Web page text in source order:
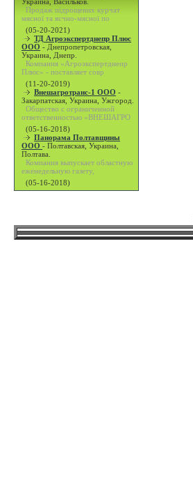
Продаж підрощених курчат
мясної та яєчно-мясної по
(05-20-2021)
ТД Агроэкспертднепр Плюс
ООО - Днепропетровская,
Украина, Днепр.
Компания «Агроэкспертднепр
Плюс» - поставляет совр
(11-20-2019)
Внешагротранс-1 ООО -
Закарпатская, Украина, Ужгород.
Общество с ограниченной
ответственностью «ВНЕШАГРО
(05-16-2018)
Панорама Полтавщины
ООО - Полтавская, Украина,
Полтава.
Компания выпускает областную
еженедельную газету,
(05-16-2018)